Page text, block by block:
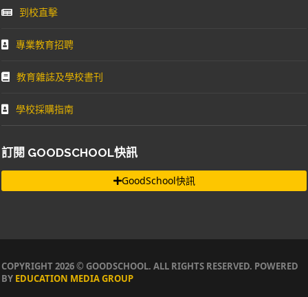
到校直擊
專業教育招聘
教育雜誌及學校書刊
學校採購指南
訂閱 GOODSCHOOL快訊
GoodSchool快訊
COPYRIGHT 2026 © GOODSCHOOL. ALL RIGHTS RESERVED. POWERED
BY EDUCATION MEDIA GROUP